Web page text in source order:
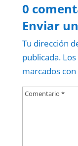
0
Enviar
Tu dirección
publicada.
marcados con